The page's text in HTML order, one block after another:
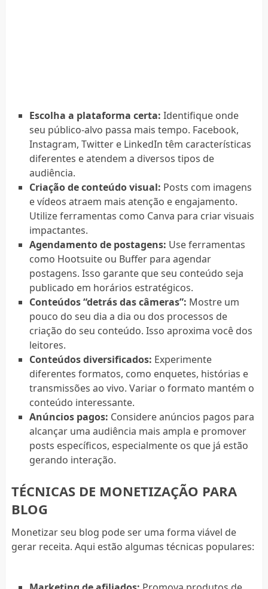
Escolha a plataforma certa: Identifique onde
seu público-alvo passa mais tempo. Facebook,
Instagram, Twitter e LinkedIn têm características
diferentes e atendem a diversos tipos de
audiência.
Criação de conteúdo visual: Posts com imagens
e vídeos atraem mais atenção e engajamento.
Utilize ferramentas como Canva para criar visuais
impactantes.
Agendamento de postagens: Use ferramentas
como Hootsuite ou Buffer para agendar
postagens. Isso garante que seu conteúdo seja
publicado em horários estratégicos.
Conteúdos “detrás das câmeras”: Mostre um
pouco do seu dia a dia ou dos processos de
criação do seu conteúdo. Isso aproxima você dos
leitores.
Conteúdos diversificados: Experimente
diferentes formatos, como enquetes, histórias e
transmissões ao vivo. Variar o formato mantém o
conteúdo interessante.
Anúncios pagos: Considere anúncios pagos para
alcançar uma audiência mais ampla e promover
posts específicos, especialmente os que já estão
gerando interação.
TÉCNICAS DE MONETIZAÇÃO PARA
BLOG
Monetizar seu blog pode ser uma forma viável de
gerar receita. Aqui estão algumas técnicas populares: